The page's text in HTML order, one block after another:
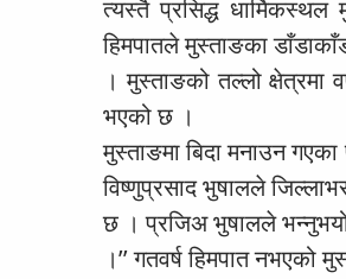
त्यस्तै प्रसिद्ध
हिमपातले मुस्ताङका
। मुस्ताङको तल्लो
भएको छ ।
मुस्ताङमा बिदा मनाउन
विष्णुप्रसाद भुषालले
छ । प्रजिअ भुषालले भन्नुभयो,
।’’ गतवर्ष हिमपात